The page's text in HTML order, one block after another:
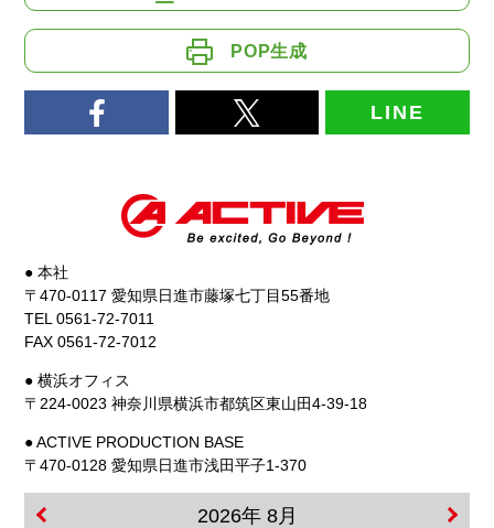
POP生成
LINE
● 本社
〒470-0117 愛知県日進市藤塚七丁目55番地
TEL 0561-72-7011
FAX 0561-72-7012
● 横浜オフィス
〒224-0023 神奈川県横浜市都筑区東山田4-39-18
● ACTIVE PRODUCTION BASE
〒470-0128 愛知県日進市浅田平子1-370
2026年 8月